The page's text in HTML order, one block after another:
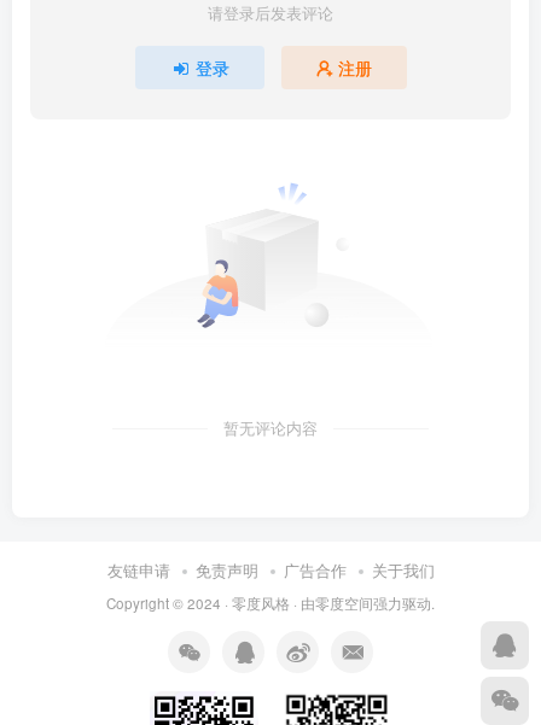
请登录后发表评论
登录 注册
暂无评论内容
友链申请 免责声明 广告合作 关于我们
Copyright © 2024 · 零度风格 · 由零度空间强力驱动.